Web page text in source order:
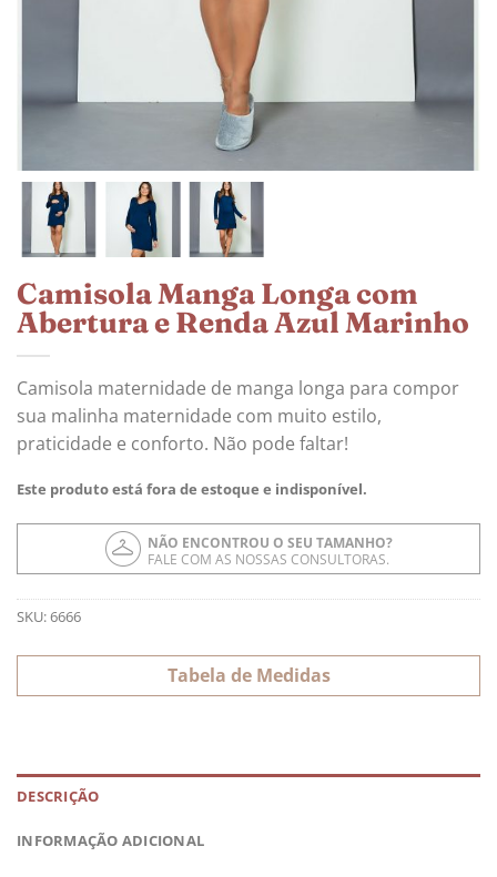
Camisola Manga Longa com
Abertura e Renda Azul Marinho
Camisola maternidade de manga longa para compor
sua malinha maternidade com muito estilo,
praticidade e conforto. Não pode faltar!
Este produto está fora de estoque e indisponível.
NÃO ENCONTROU O SEU TAMANHO?
FALE COM AS NOSSAS CONSULTORAS.
SKU:6666
Tabela de Medidas
DESCRIÇÃO
INFORMAÇÃO ADICIONAL